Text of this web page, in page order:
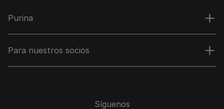
Purina
Para nuestros socios
Síguenos